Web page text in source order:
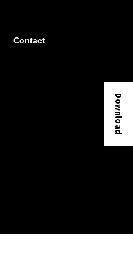
Contact
Download